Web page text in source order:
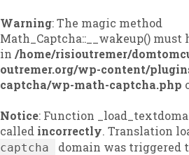
Warning: The magic method
Math_Captcha::__wakeup()
in /home/risioutremer/
outremer.org/wp-content/
captcha/wp-math-captcha.php
Notice: Function
called incorrectly. Translation
captcha
domain was triggered